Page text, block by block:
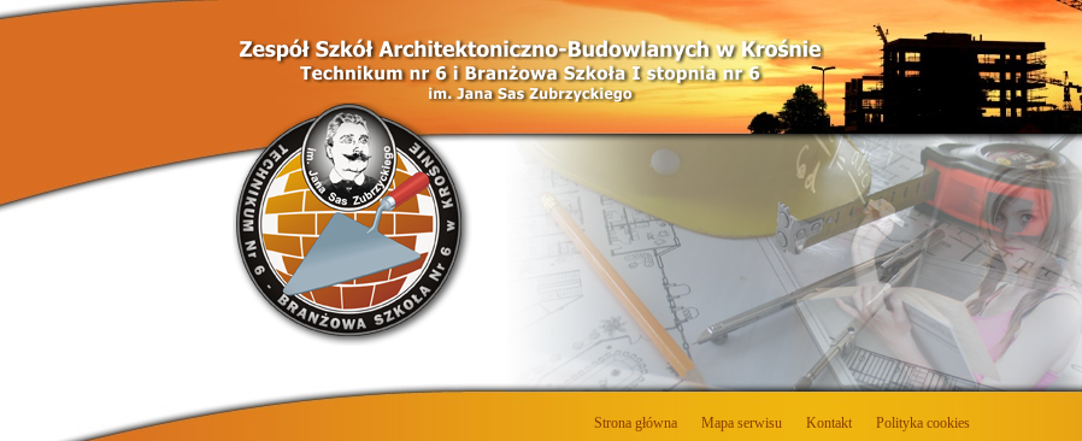
Strona główna Mapa serwisu Kontakt Polityka cookies